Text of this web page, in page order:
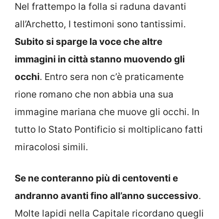
Nel frattempo la folla si raduna davanti
all’Archetto, I testimoni sono tantissimi.
Subito si sparge la voce che altre
immagini in città stanno muovendo gli
occhi. Entro sera non c’è praticamente
rione romano che non abbia una sua
immagine mariana che muove gli occhi. In
tutto lo Stato Pontificio si moltiplicano fatti
miracolosi simili.
Se ne conteranno più di centoventi e
andranno avanti fino all’anno successivo.
Molte lapidi nella Capitale ricordano quegli